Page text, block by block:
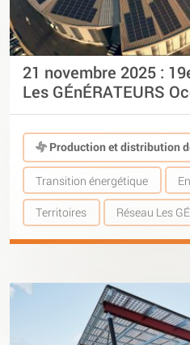
21 novembre 2025 :
Les GÉnÉRATEURS
Production et distribution
Transition énergétique
Territoires Réseau Les